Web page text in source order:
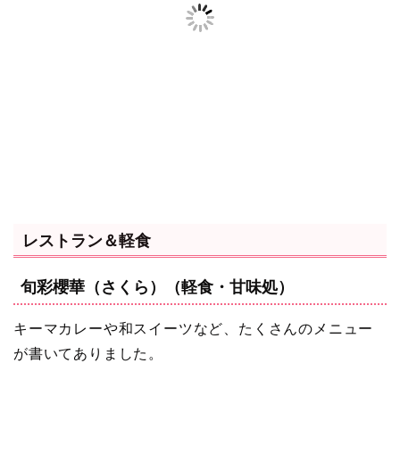
レストラン＆軽食
旬彩櫻華（さくら）（軽食・甘味処）
キーマカレーや和スイーツなど、たくさんのメニュー
が書いてありました。